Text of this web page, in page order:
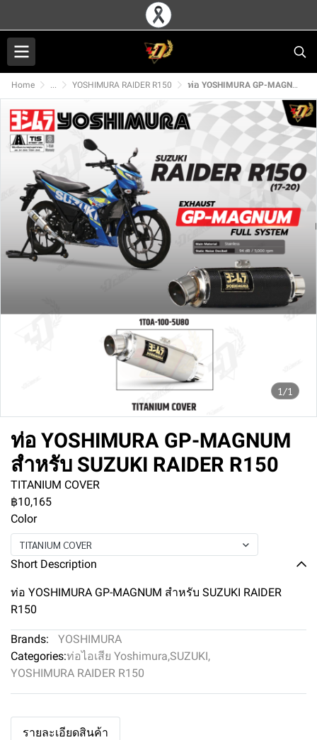
Home ... YOSHIMURA RAIDER R150 ท่อ YOSHIMURA GP-MAGNUM สำหรับ SUZUKI RAIDER R150
1/1
ท่อ YOSHIMURA GP-MAGNUM
สำหรับ SUZUKI RAIDER R150
TITANIUM COVER
฿10,165
Color
TITANIUM COVER
Short Description
ท่อ YOSHIMURA GP-MAGNUM สำหรับ SUZUKI RAIDER
R150
Brands:
YOSHIMURA
Categories:ท่อไอเสีย Yoshimura,SUZUKI,
YOSHIMURA RAIDER R150
รายละเอียดสินค้า